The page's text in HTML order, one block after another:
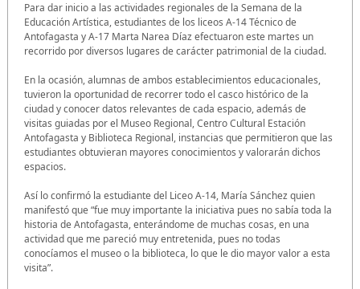
Para dar inicio a las actividades regionales de la Semana de la
Educación Artística, estudiantes de los liceos A-14 Técnico de
Antofagasta y A-17 Marta Narea Díaz efectuaron este martes un
recorrido por diversos lugares de carácter patrimonial de la ciudad.
En la ocasión, alumnas de ambos establecimientos educacionales,
tuvieron la oportunidad de recorrer todo el casco histórico de la
ciudad y conocer datos relevantes de cada espacio, además de
visitas guiadas por el Museo Regional, Centro Cultural Estación
Antofagasta y Biblioteca Regional, instancias que permitieron que las
estudiantes obtuvieran mayores conocimientos y valorarán dichos
espacios.
Así lo confirmó la estudiante del Liceo A-14, María Sánchez quien
manifestó que “fue muy importante la iniciativa pues no sabía toda la
historia de Antofagasta, enterándome de muchas cosas, en una
actividad que me pareció muy entretenida, pues no todas
conocíamos el museo o la biblioteca, lo que le dio mayor valor a esta
visita”.